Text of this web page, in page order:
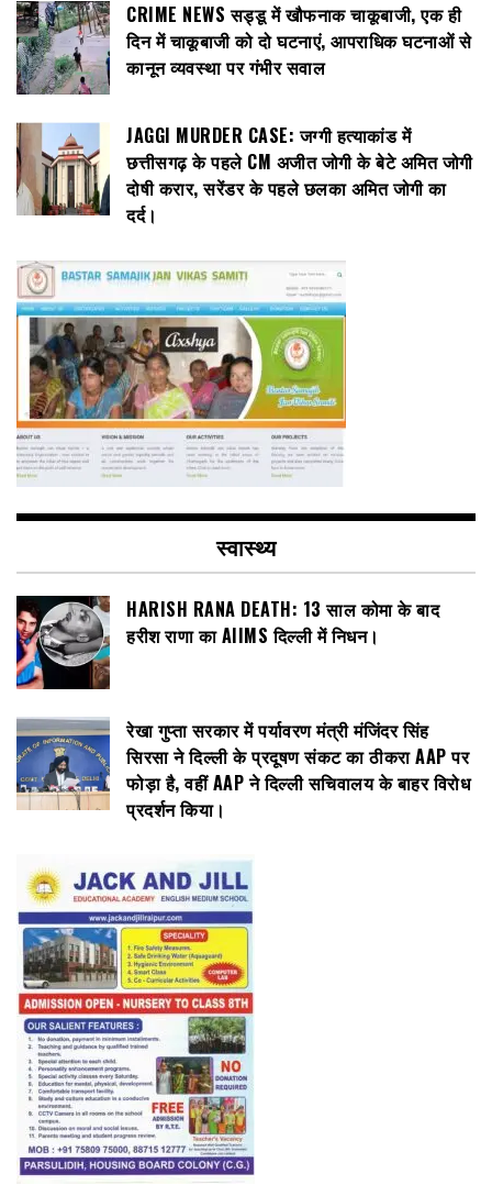
CRIME NEWS सड्डू में खौफनाक चाकूबाजी, एक ही
दिन में चाकूबाजी को दो घटनाएं, आपराधिक घटनाओं से
कानून व्यवस्था पर गंभीर सवाल
JAGGI MURDER CASE: जग्गी हत्याकांड में
छत्तीसगढ़ के पहले CM अजीत जोगी के बेटे अमित जोगी
दोषी करार, सरेंडर के पहले छलका अमित जोगी का
दर्द।
स्वास्थ्य
HARISH RANA DEATH: 13 साल कोमा के बाद
हरीश राणा का AIIMS दिल्ली में निधन।
रेखा गुप्ता सरकार में पर्यावरण मंत्री मंजिंदर सिंह
सिरसा ने दिल्ली के प्रदूषण संकट का ठीकरा AAP पर
फोड़ा है, वहीं AAP ने दिल्ली सचिवालय के बाहर विरोध
प्रदर्शन किया।